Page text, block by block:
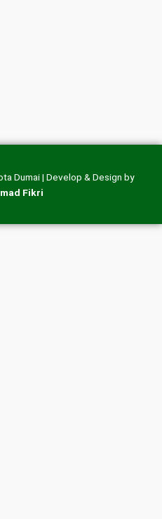
Dumai | Develop & Design by
Fikri